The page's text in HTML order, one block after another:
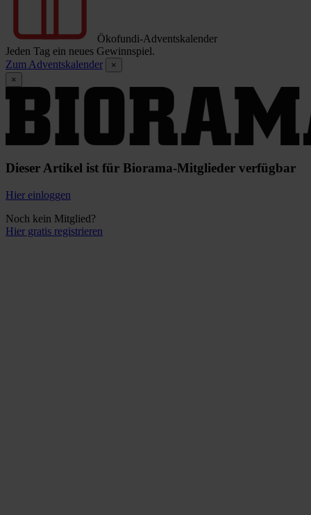
Ökofundi-Adventskalender
Jeden Tag ein neues Gewinnspiel.
Zum Adventskalender
×
×
Dieser Artikel ist für Biorama-Mitglieder verfügbar
Hier einloggen
Noch kein Mitglied?
Hier gratis registrieren